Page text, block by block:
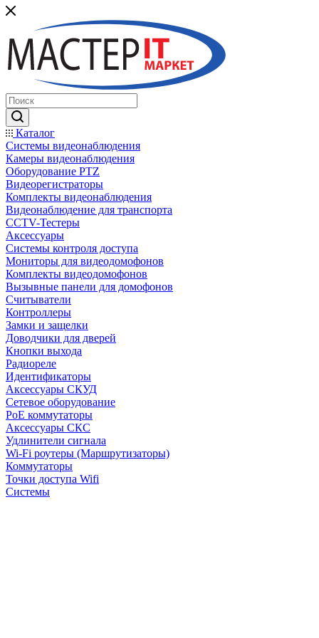
Каталог
Системы видеонаблюдения
Камеры видеонаблюдения
Оборудование PTZ
Видеорегистраторы
Комплекты видеонаблюдения
Видеонаблюдение для транспорта
CCTV-Тестеры
Аксессуары
Системы контроля доступа
Мониторы для видеодомофонов
Комплекты видеодомофонов
Вызывные панели для домофонов
Считыватели
Контроллеры
Замки и защелки
Доводчики для дверей
Кнопки выхода
Радиореле
Идентификаторы
Аксессуары СКУД
Сетевое оборудование
PoE коммутаторы
Аксессуары СКС
Удлинители сигнала
Wi-Fi роутеры (Маршрутизаторы)
Коммутаторы
Точки доступа Wifi
Системы